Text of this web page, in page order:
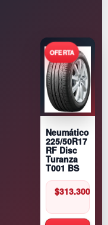
Neumático
225/50R17
RF Disc
Turanza
T001 BS
$313.300